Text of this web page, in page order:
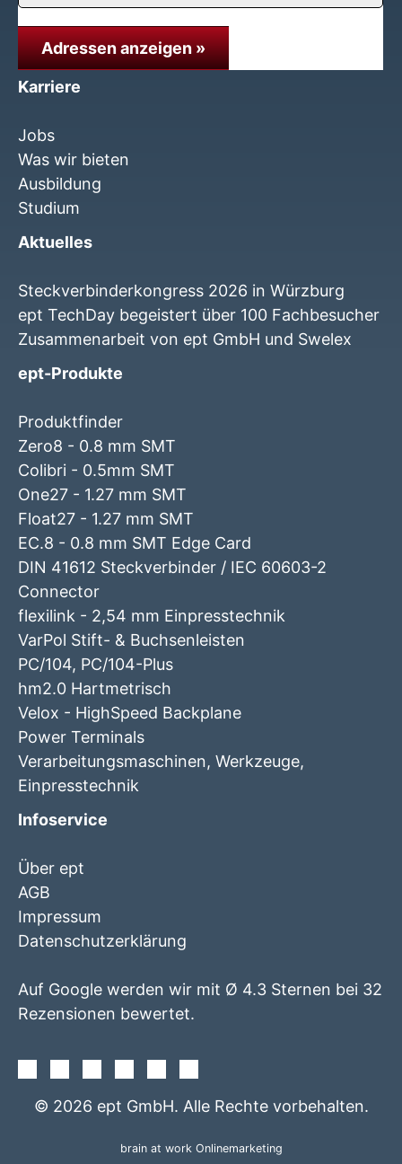
Adressen anzeigen »
Karriere
Jobs
Was wir bieten
Ausbildung
Studium
Aktuelles
Steckverbinderkongress 2026 in Würzburg
ept TechDay begeistert über 100 Fachbesucher
Zusammenarbeit von ept GmbH und Swelex
ept-Produkte
Produktfinder
Zero8 - 0.8 mm SMT
Colibri - 0.5mm SMT
One27 - 1.27 mm SMT
Float27 - 1.27 mm SMT
EC.8 - 0.8 mm SMT Edge Card
DIN 41612 Steckverbinder / IEC 60603-2
Connector
flexilink - 2,54 mm Einpresstechnik
VarPol Stift- & Buchsenleisten
PC/104, PC/104-Plus
hm2.0 Hartmetrisch
Velox - HighSpeed Backplane
Power Terminals
Verarbeitungsmaschinen, Werkzeuge,
Einpresstechnik
Infoservice
Über ept
AGB
Impressum
Datenschutzerklärung
Auf Google werden wir mit Ø 4.3 Sternen bei 32
Rezensionen bewertet.
© 2026 ept GmbH. Alle Rechte vorbehalten.
brain at work Onlinemarketing